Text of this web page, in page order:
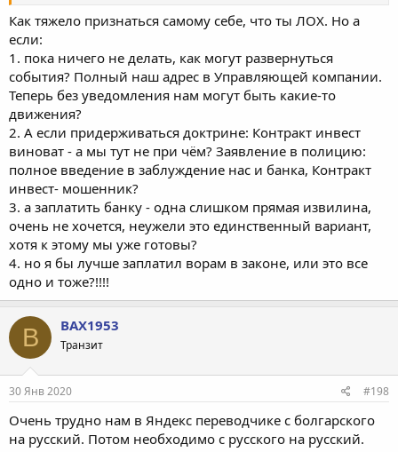
Как тяжело признаться самому себе, что ты ЛОХ. Но а
если:
1. пока ничего не делать, как могут развернуться
события? Полный наш адрес в Управляющей компании.
Теперь без уведомления нам могут быть какие-то
движения?
2. А если придерживаться доктрине: Контракт инвест
виноват - а мы тут не при чём? Заявление в полицию:
полное введение в заблуждение нас и банка, Контракт
инвест- мошенник?
3. а заплатить банку - одна слишком прямая извилина,
очень не хочется, неужели это единственный вариант,
хотя к этому мы уже готовы?
4. но я бы лучше заплатил ворам в законе, или это все
одно и тоже?!!!!
B BAX1953
Транзит
30 Янв 2020 #198
Очень трудно нам в Яндекс переводчике с болгарского
на русский. Потом необходимо с русского на русский.